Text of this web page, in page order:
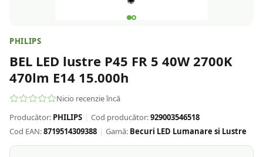
PHILIPS
BEL LED lustre P45 FR 5 40W 2700K
470lm E14 15.000h
Nicio recenzie încă
Producător: PHILIPS | Cod producător:929003546518
Cod EAN:8719514309388 | Gamă: Becuri LED Lumanare si Lustre